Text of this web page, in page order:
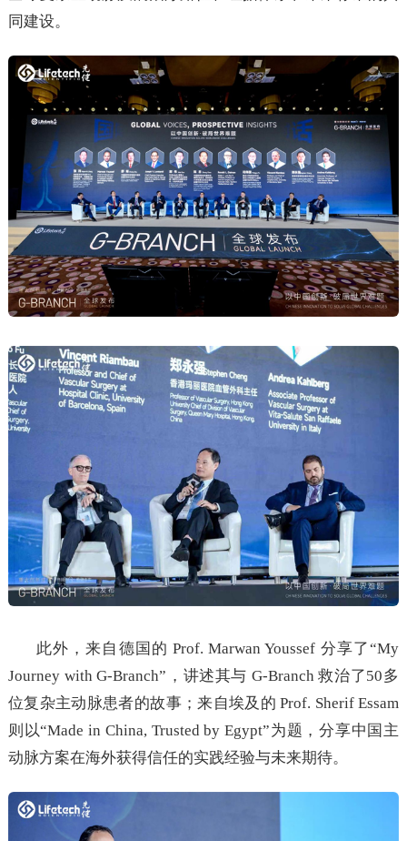
同建设。
此外，来自德国的 Prof. Marwan Youssef 分享了“My
Journey with G-Branch”，讲述其与 G-Branch 救治了50多
位复杂主动脉患者的故事；来自埃及的 Prof. Sherif Essam
则以“Made in China, Trusted by Egypt”为题，分享中国主
动脉方案在海外获得信任的实践经验与未来期待。